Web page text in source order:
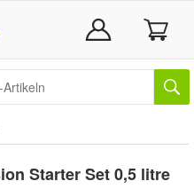
Starter Set 0,5 litre